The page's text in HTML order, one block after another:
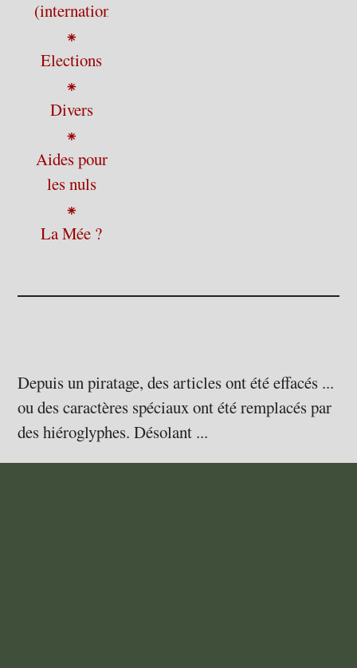
(international)
⁕
Elections
⁕
Divers
⁕
Aides pour
les nuls
⁕
La Mée ?
Depuis un piratage, des articles ont été effacés ...
ou des caractères spéciaux ont été remplacés par
des hiéroglyphes. Désolant ...